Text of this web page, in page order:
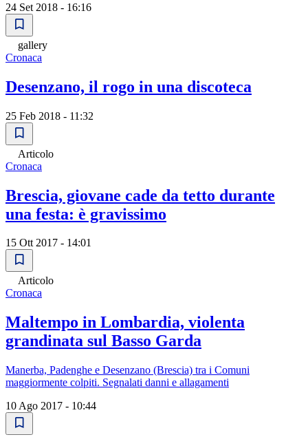
24 Set 2018 - 16:16
gallery
Cronaca
Desenzano, il rogo in una discoteca
25 Feb 2018 - 11:32
Articolo
Cronaca
Brescia, giovane cade da tetto durante
una festa: è gravissimo
15 Ott 2017 - 14:01
Articolo
Cronaca
Maltempo in Lombardia, violenta
grandinata sul Basso Garda
Manerba, Padenghe e Desenzano (Brescia) tra i Comuni
maggiormente colpiti. Segnalati danni e allagamenti
10 Ago 2017 - 10:44